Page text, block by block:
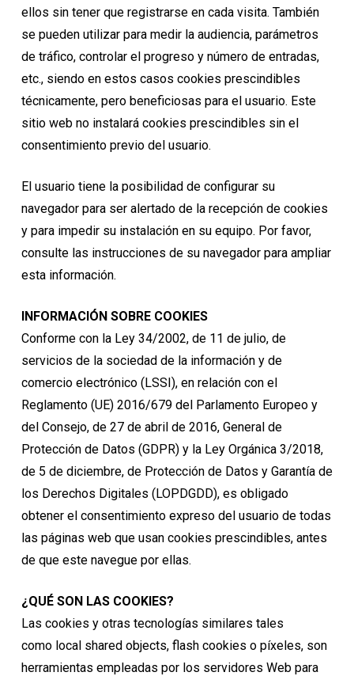
ellos sin tener que registrarse en cada visita. También
se pueden utilizar para medir la audiencia, parámetros
de tráfico, controlar el progreso y número de entradas,
etc., siendo en estos casos cookies prescindibles
técnicamente, pero beneficiosas para el usuario. Este
sitio web no instalará cookies prescindibles sin el
consentimiento previo del usuario.
El usuario tiene la posibilidad de configurar su
navegador para ser alertado de la recepción de cookies
y para impedir su instalación en su equipo. Por favor,
consulte las instrucciones de su navegador para ampliar
esta información.
INFORMACIÓN SOBRE COOKIES
Conforme con la Ley 34/2002, de 11 de julio, de
servicios de la sociedad de la información y de
comercio electrónico (LSSI), en relación con el
Reglamento (UE) 2016/679 del Parlamento Europeo y
del Consejo, de 27 de abril de 2016, General de
Protección de Datos (GDPR) y la Ley Orgánica 3/2018,
de 5 de diciembre, de Protección de Datos y Garantía de
los Derechos Digitales (LOPDGDD), es obligado
obtener el consentimiento expreso del usuario de todas
las páginas web que usan cookies prescindibles, antes
de que este navegue por ellas.
¿QUÉ SON LAS COOKIES?
Las cookies y otras tecnologías similares tales
como local shared objects, flash cookies o píxeles, son
herramientas empleadas por los servidores Web para